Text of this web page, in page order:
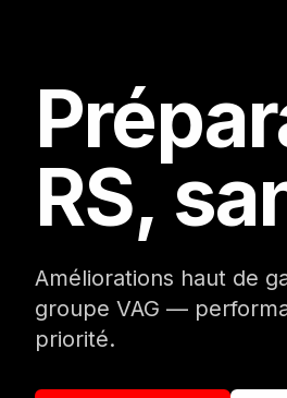
RS,
Améliorations haut de
groupe VAG —
priorité.